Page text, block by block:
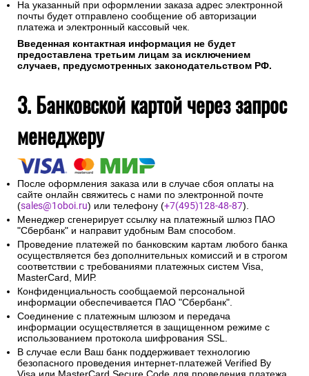
На указанный при оформлении заказа адрес электронной
почты будет отправлено сообщение об авторизации
платежа и электронный кассовый чек.
Введенная контактная информация не будет
предоставлена третьим лицам за исключением
случаев, предусмотренных законодательством РФ.
3. Банковской картой через запрос
менеджеру
После оформления заказа или в случае сбоя оплаты на
сайте онлайн свяжитесь с нами по электронной почте
(sales@1oboi.ru) или телефону (+7(495)128-48-87).
Менеджер сгенерирует ссылку на платежный шлюз ПАО
"Сбербанк" и направит удобным Вам способом.
Проведение платежей по банковским картам любого банка
осуществляется без дополнительных комиссий и в строгом
соответствии с требованиями платежных систем Visa,
MasterCard, МИР.
Конфиденциальность сообщаемой персональной
информации обеспечивается ПАО "Сбербанк".
Соединение с платежным шлюзом и передача
информации осуществляется в защищенном режиме с
использованием протокола шифрования SSL.
В случае если Ваш банк поддерживает технологию
безопасного проведения интернет-платежей Verified By